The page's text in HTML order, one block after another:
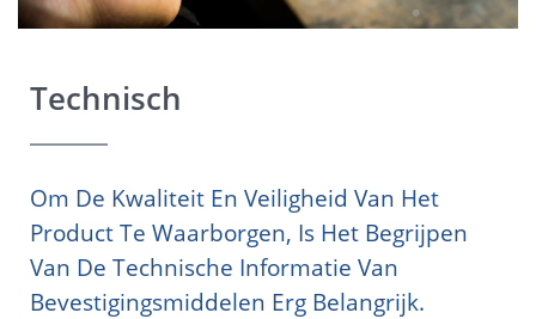
Technisch
Om De Kwaliteit En Veiligheid Van Het
Product Te Waarborgen, Is Het Begrijpen
Van De Technische Informatie Van
Bevestigingsmiddelen Erg Belangrijk.